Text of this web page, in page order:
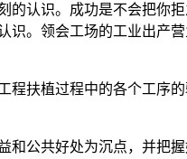
认识。成功是不会把你
。领会工场的工业出产
扶植过程中的各个工序
公共好处为沉点，并把